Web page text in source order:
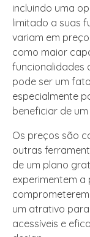
incluindo uma
limitado a suas
variam em
como maior
funcionalidades
pode ser um
especialmente
beneficiar de
Os preços são
outras
de um plano
experimentem
um atrativo
acessíveis e